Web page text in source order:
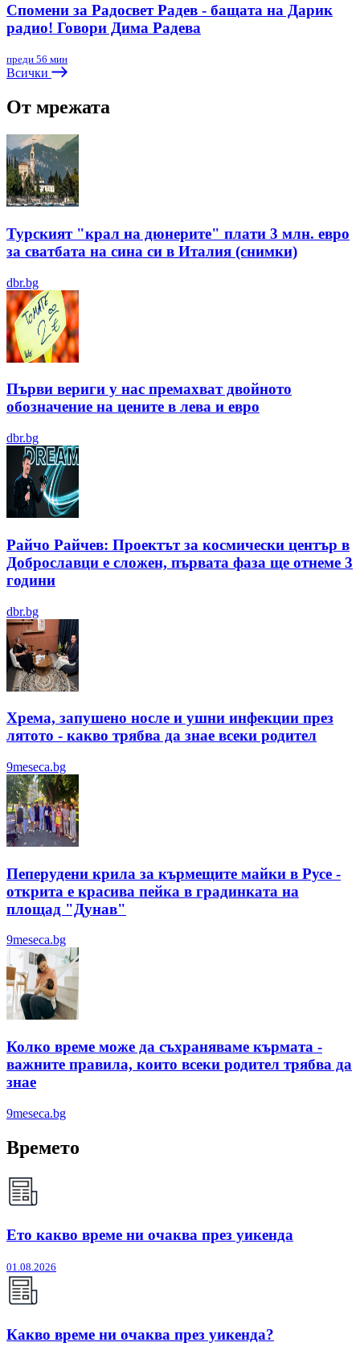
Спомени за Радосвет Радев - бащата на Дарик
радио! Говори Дима Радева
преди 56 мин
Всички
От мрежата
Турският "крал на дюнерите" плати 3 млн. евро
за сватбата на сина си в Италия (снимки)
dbr.bg
Първи вериги у нас премахват двойното
обозначение на цените в лева и евро
dbr.bg
Райчо Райчев: Проектът за космически център в
Доброславци е сложен, първата фаза ще отнеме 3
години
dbr.bg
Хрема, запушено носле и ушни инфекции през
лятотo - какво трябва да знае всеки родител
9meseca.bg
Пеперудени крила за кърмещите майки в Русе -
открита е красива пейка в градинката на
площад "Дунав"
9meseca.bg
Колко време може да съхраняваме кърмата -
важните правила, които всеки родител трябва да
знае
9meseca.bg
Времето
Ето какво време ни очаква през уикенда
01.08.2026
Какво време ни очаква през уикенда?